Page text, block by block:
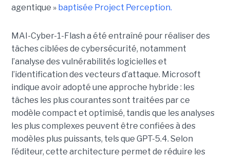
agentique » baptisée Project Perception.
MAI-Cyber-1-Flash a été entraîné pour réaliser des
tâches ciblées de cybersécurité, notamment
l’analyse des vulnérabilités logicielles et
l’identification des vecteurs d’attaque. Microsoft
indique avoir adopté une approche hybride : les
tâches les plus courantes sont traitées par ce
modèle compact et optimisé, tandis que les analyses
les plus complexes peuvent être confiées à des
modèles plus puissants, tels que GPT-5.4. Selon
l’éditeur, cette architecture permet de réduire les